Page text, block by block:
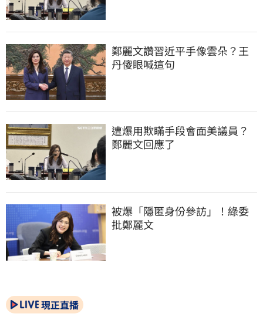
鄭麗文讚習近平手像雲朵？王
丹傻眼喊這句
遭爆用欺瞞手段會面美議員？
鄭麗文回應了
被爆「隱匿身份參訪」！綠委
批鄭麗文
現正直播